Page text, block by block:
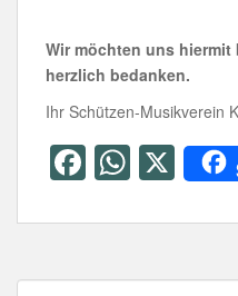
Wir möchten uns hiermit
herzlich bedanken.
Ihr Schützen-Musikverein
F
a
c
e
W
h
at
s
X